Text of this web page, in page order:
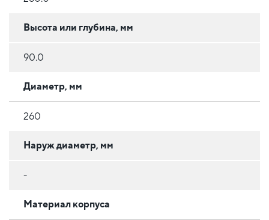
Высота или глубина, мм
90.0
Диаметр, мм
260
Наруж диаметр, мм
-
Материал корпуса